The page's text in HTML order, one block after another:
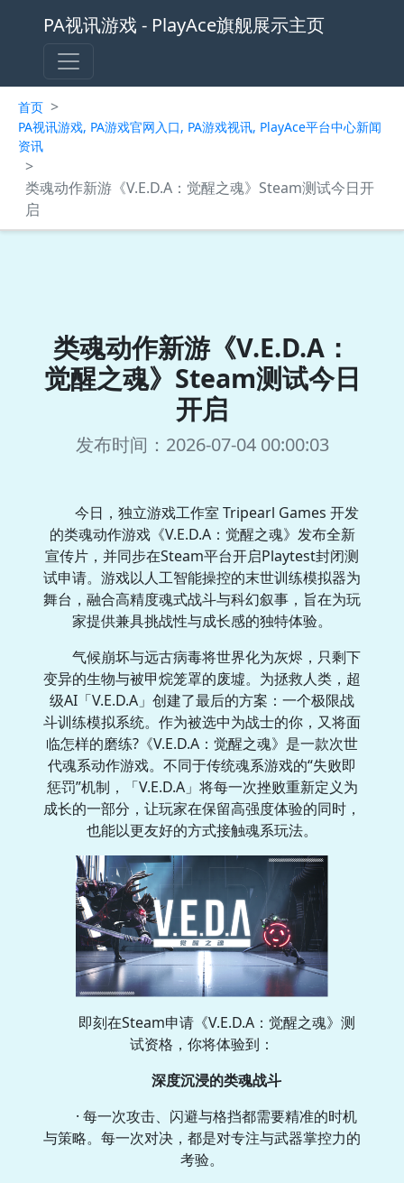
PA视讯游戏 - PlayAce旗舰展示主页
首页 >
PA视讯游戏, PA游戏官网入口, PA游戏视讯, PlayAce平台中心新闻
资讯
>
类魂动作新游《V.E.D.A：觉醒之魂》Steam测试今日开
启
类魂动作新游《V.E.D.A：
觉醒之魂》Steam测试今日
开启
发布时间：2026-07-04 00:00:03
今日，独立游戏工作室 Tripearl Games 开发
的类魂动作游戏《V.E.D.A：觉醒之魂》发布全新
宣传片，并同步在Steam平台开启Playtest封闭测
试申请。游戏以人工智能操控的末世训练模拟器为
舞台，融合高精度魂式战斗与科幻叙事，旨在为玩
家提供兼具挑战性与成长感的独特体验。
气候崩坏与远古病毒将世界化为灰烬，只剩下
变异的生物与被甲烷笼罩的废墟。为拯救人类，超
级AI「V.E.D.A」创建了最后的方案：一个极限战
斗训练模拟系统。作为被选中为战士的你，又将面
临怎样的磨练?《V.E.D.A：觉醒之魂》是一款次世
代魂系动作游戏。不同于传统魂系游戏的“失败即
惩罚”机制，「V.E.D.A」将每一次挫败重新定义为
成长的一部分，让玩家在保留高强度体验的同时，
也能以更友好的方式接触魂系玩法。
即刻在Steam申请《V.E.D.A：觉醒之魂》测
试资格，你将体验到：
深度沉浸的类魂战斗
· 每一次攻击、闪避与格挡都需要精准的时机
与策略。每一次对决，都是对专注与武器掌控力的
考验。